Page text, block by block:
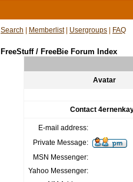
Search Memberlist| Usergroups FAQ
FreeStuff / FreeBie Forum Index
Avatar
Contact
E-mail address:
Private Message:
MSN Messenger:
Yahoo Messenger: